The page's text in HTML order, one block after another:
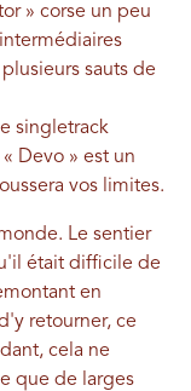
» corse un peu
sauts de
singletrack
Devo » est un
vos limites.
Le sentier
était difficile de
en
retourner, ce
cela ne
que de larges